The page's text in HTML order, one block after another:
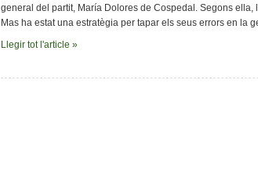
general del partit, María Dolores de Cospedal. Segons ella,
Mas ha estat una estratègia per tapar els seus errors en la
Llegir tot l'article »